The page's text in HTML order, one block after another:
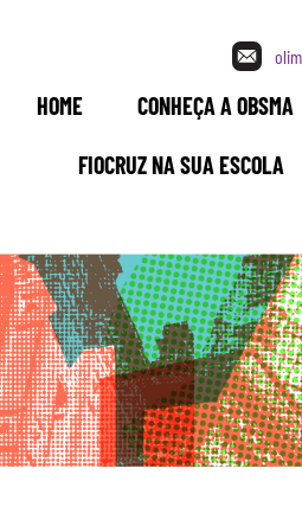
HOME CONHEÇA A OBSMA
FIOCRUZ NA SUA ESCOLA